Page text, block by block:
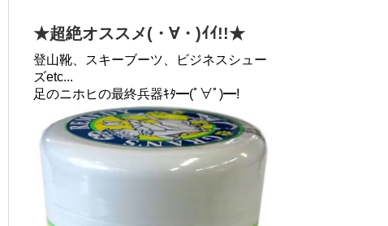
★超絶オススメ(・∀・)ｲｲ!!★
登山靴、スキーブーツ、ビジネスシュー
ズetc...
足のニホヒの最終兵器ｷﾀ━(ﾟ∀ﾟ)━!